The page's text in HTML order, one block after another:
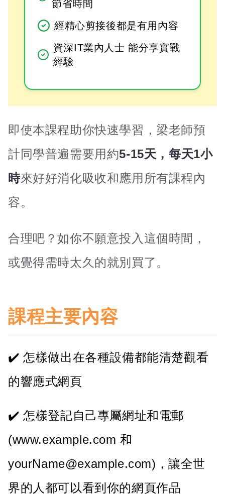
節省時間
經精心剪接後都是有用內容
資深IT業內人士 能分享實戰
經驗
即使本課程助你快速學習，梁老師預
計同學普遍需要用約5-15天 ，每天1小
時來好好消化吸收和應用所有課程內
容。
合理吧？如你不願意投入這個時間，
或覺得需時太久的就別買了。
課程主要內容
怎樣做出在各種設備都能清楚觀看
的響應式網頁
怎樣登記自己專屬網址和電郵
(www.example.com 和
yourName@example.com)，讓全世
界的人都可以看到你的網頁作品